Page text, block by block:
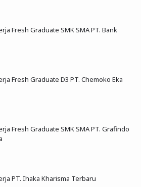
Fresh Graduate SMK SMA PT. Bank
Fresh Graduate D3 PT. Chemoko Eka
Fresh Graduate SMK SMA PT. Grafindo
PT. Ihaka Kharisma Terbaru